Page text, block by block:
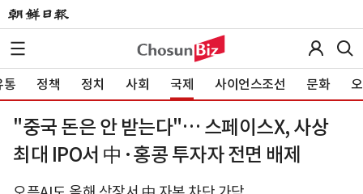
통 정책 정치 사회 국제 사이언스조선 문화
"중국 돈은 안 받는다"… 스페이스X, 사상
최대 IPO서 中·홍콩 투자자 전면 배제